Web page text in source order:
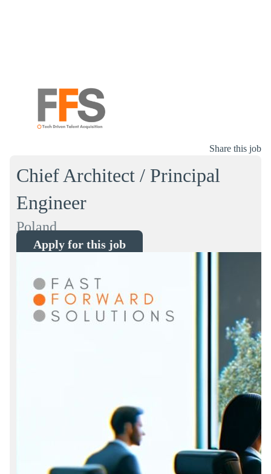
Share this job
Chief Architect / Principal
Engineer
Poland
Apply for this job